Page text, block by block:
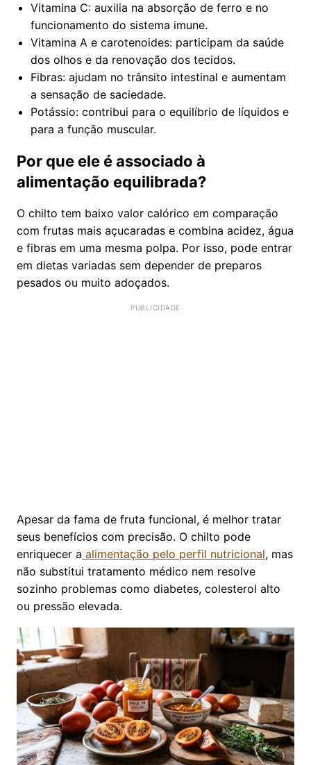
Vitamina C: auxilia na absorção de ferro e no
funcionamento do sistema imune.
Vitamina A e carotenoides: participam da saúde
dos olhos e da renovação dos tecidos.
Fibras: ajudam no trânsito intestinal e aumentam
a sensação de saciedade.
Potássio: contribui para o equilíbrio de líquidos e
para a função muscular.
Por que ele é associado à
alimentação equilibrada?
O chilto tem baixo valor calórico em comparação
com frutas mais açucaradas e combina acidez, água
e fibras em uma mesma polpa. Por isso, pode entrar
em dietas variadas sem depender de preparos
pesados ou muito adoçados.
Apesar da fama de fruta funcional, é melhor tratar
seus benefícios com precisão. O chilto pode
enriquecer a alimentação pelo perfil nutricional, mas
não substitui tratamento médico nem resolve
sozinho problemas como diabetes, colesterol alto
ou pressão elevada.